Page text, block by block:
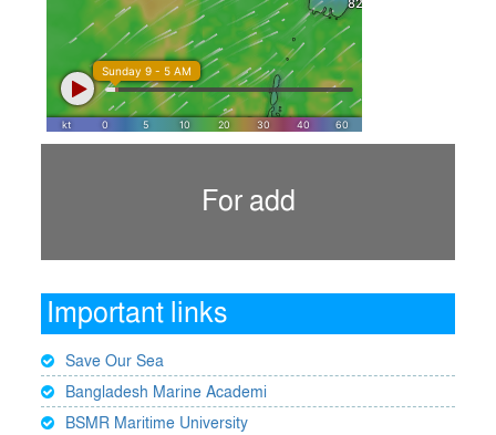
For add
Important links
Save Our Sea
Bangladesh Marine Academi
BSMR Maritime University